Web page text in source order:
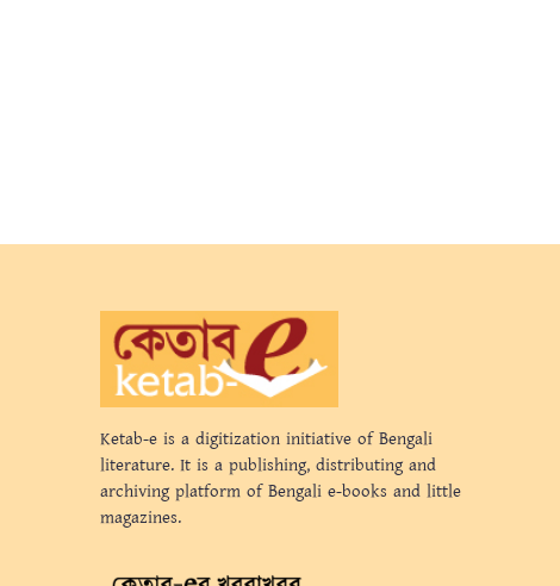
Ketab-e is a digitization initiative of Bengali
literature. It is a publishing, distributing and
archiving platform of Bengali e-books and little
magazines.